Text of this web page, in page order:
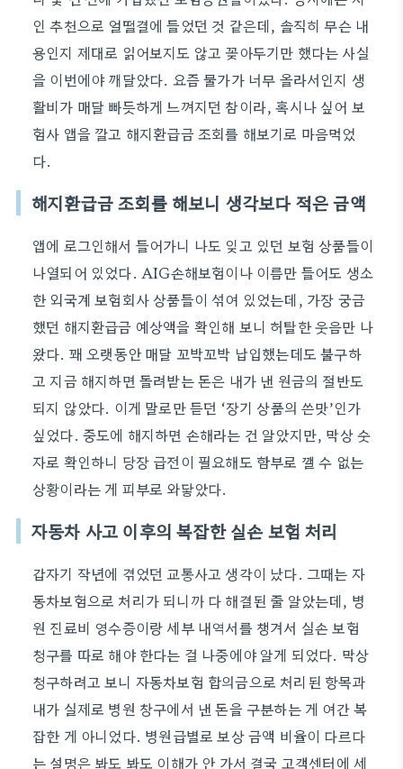
인 추천으로 얼떨결에 들었던 것 같은데, 솔직히 무슨 내
용인지 제대로 읽어보지도 않고 꽂아두기만 했다는 사실
을 이번에야 깨달았다. 요즘 물가가 너무 올라서인지 생
활비가 매달 빠듯하게 느껴지던 참이라, 혹시나 싶어 보
험사 앱을 깔고 해지환급금 조회를 해보기로 마음먹었
다.
해지환급금 조회를 해보니 생각보다 적은 금액
앱에 로그인해서 들어가니 나도 잊고 있던 보험 상품들이
나열되어 있었다. AIG손해보험이나 이름만 들어도 생소
한 외국계 보험회사 상품들이 섞여 있었는데, 가장 궁금
했던 해지환급금 예상액을 확인해 보니 허탈한 웃음만 나
왔다. 꽤 오랫동안 매달 꼬박꼬박 납입했는데도 불구하
고 지금 해지하면 돌려받는 돈은 내가 낸 원금의 절반도
되지 않았다. 이게 말로만 듣던 ‘장기 상품의 쓴맛’인가
싶었다. 중도에 해지하면 손해라는 건 알았지만, 막상 숫
자로 확인하니 당장 급전이 필요해도 함부로 깰 수 없는
상황이라는 게 피부로 와닿았다.
자동차 사고 이후의 복잡한 실손 보험 처리
갑자기 작년에 겪었던 교통사고 생각이 났다. 그때는 자
동차보험으로 처리가 되니까 다 해결된 줄 알았는데, 병
원 진료비 영수증이랑 세부 내역서를 챙겨서 실손 보험
청구를 따로 해야 한다는 걸 나중에야 알게 되었다. 막상
청구하려고 보니 자동차보험 합의금으로 처리된 항목과
내가 실제로 병원 창구에서 낸 돈을 구분하는 게 여간 복
잡한 게 아니었다. 병원급별로 보상 금액 비율이 다르다
는 설명은 봐도 봐도 이해가 안 가서 결국 고객센터에 세